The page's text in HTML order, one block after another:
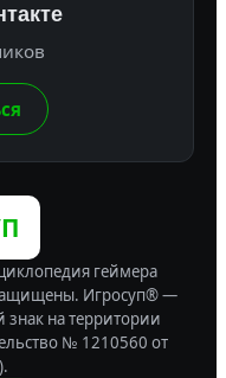
геймера
Игросуп® —
на территории
№ 1210560 от